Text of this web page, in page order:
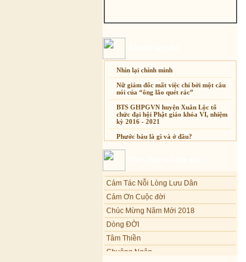
Nhìn lại chính mình
Nữ giám đốc mất việc chỉ bởi một câu
nói của “ông lão quét rác”
BTS GHPGVN huyện Xuân Lộc tổ
chức đại hội Phật giáo khóa VI, nhiệm
kỳ 2016 - 2021
Phước báu là gì và ở đâu?
Sự thương-ghét của con người
Cải đạo: Nguyên nhân & giải pháp
Nỗi lòng của các bệnh nhân nghèo
An Giang: Tịnh thất Quy Nguyên
phát quà từ thiện tại xã Cư Yang
Tịnh xá Ngọc Đăng khai giảng Thiền
dành cho Người bận rộn
Cảm Tác Nỗi Lòng Lưu Dân
Cảm Ơn Cuộc đời
Chúc Mừng Năm Mới 2018
Dòng ĐỜI
Tâm Thiền
Chuông Ngân